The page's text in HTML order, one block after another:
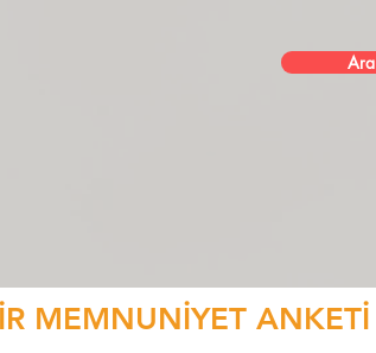
Ara
MEMNUNİYET ANKETİ